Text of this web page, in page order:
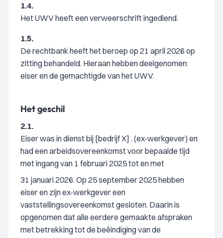
1.4.
Het UWV heeft een verweerschrift ingediend.
1.5.
De rechtbank heeft het beroep op 21 april 2026 op
zitting behandeld. Hieraan hebben deelgenomen:
eiser en de gemachtigde van het UWV.
Het geschil
2.1.
Eiser was in dienst bij [bedrijf X] . (ex-werkgever) en
had een arbeidsovereenkomst voor bepaalde tijd
met ingang van 1 februari 2025 tot en met
31 januari 2026. Op 25 september 2025 hebben
eiser en zijn ex-werkgever een
vaststellingsovereenkomst gesloten. Daarin is
opgenomen dat alle eerdere gemaakte afspraken
met betrekking tot de beëindiging van de